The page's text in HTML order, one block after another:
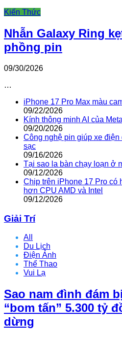
Kiến Thức
Nhẫn Galaxy Ring
phồng pin
09/30/2026
…
iPhone 17 Pro Max màu
09/22/2026
Kính thông minh AI của
09/20/2026
Công nghệ pin giúp xe
sạc
09/16/2026
Tại sao la bàn chạy loạn ở
09/12/2026
Chip trên iPhone 17 Pro có
hơn CPU AMD và Intel
09/12/2026
Giải Trí
All
Du Lịch
Điện Ảnh
Thể Thao
Vui Lạ
Sao nam đình đám
“bom tấn” 5.300 tỷ
dừng